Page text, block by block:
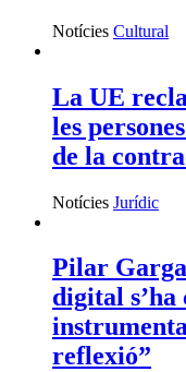
Notícies Cultural
La UE
les
de la
Notícies Jurídic
Pilar
digital s’ha
reflexió”